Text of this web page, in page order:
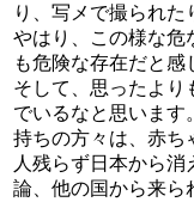
り、写メで撮られた
やはり、この様な危
も危険な存在だと感
そして、思ったより
でいるなと思います
持ちの方々は、赤ち
人残らず日本から
論、他の国から来ら